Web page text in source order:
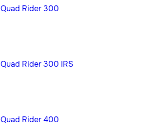
Quad Rider 300
Quad Rider 300 IRS
Quad Rider 400